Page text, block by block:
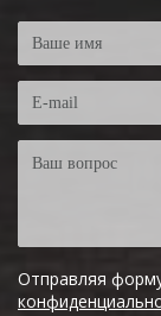
Отправляя